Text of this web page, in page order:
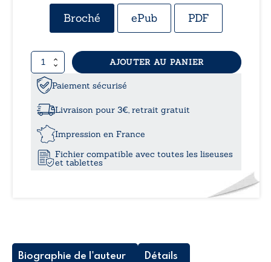
de
Broché ePub PDF
quantité
de
Un
autre
jour
AJOUTER AU PANIER
Paiement sécurisé
Livraison pour 3€, retrait gratuit
Impression en France
Fichier compatible avec toutes les liseuses
et tablettes
Biographie de l'auteur Détails